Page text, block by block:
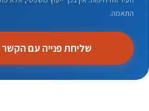
התאמה.
שליחת פנייה עם